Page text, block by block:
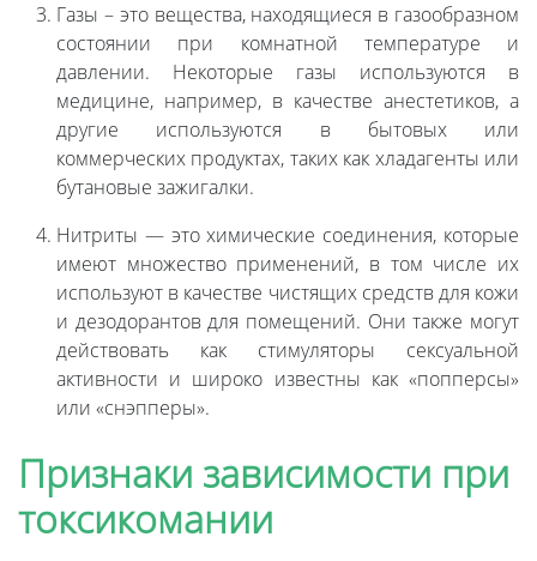
Газы – это вещества, находящиеся в газообразном
состоянии при комнатной температуре и
давлении. Некоторые газы используются в
медицине, например, в качестве анестетиков, а
другие используются в бытовых или
коммерческих продуктах, таких как хладагенты или
бутановые зажигалки.
Нитриты — это химические соединения, которые
имеют множество применений, в том числе их
используют в качестве чистящих средств для кожи
и дезодорантов для помещений. Они также могут
действовать как стимуляторы сексуальной
активности и широко известны как «попперсы»
или «снэпперы».
Признаки зависимости при
токсикомании